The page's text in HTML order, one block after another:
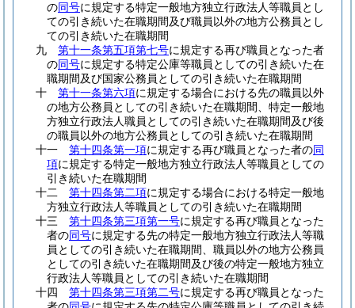
の同号に規定する特定一般地方独立行政法人等職員とし
ての引き続いた在職期間及び職員以外の地方公務員とし
ての引き続いた在職期間
九
第十一条第五項第七号に規定する再び職員となった者
の同号に規定する特定公庫等職員としての引き続いた在
職期間及び国家公務員としての引き続いた在職期間
十
第十一条第六項に規定する場合における先の職員以外
の地方公務員としての引き続いた在職期間、特定一般地
方独立行政法人職員としての引き続いた在職期間及び後
の職員以外の地方公務員としての引き続いた在職期間
十一
第十四条第一項に規定する再び職員となった者の同
項に規定する特定一般地方独立行政法人等職員としての
引き続いた在職期間
十二
第十四条第二項に規定する場合における特定一般地
方独立行政法人等職員としての引き続いた在職期間
十三
第十四条第三項第一号に規定する再び職員となった
者の同号に規定する先の特定一般地方独立行政法人等職
員としての引き続いた在職期間、職員以外の地方公務員
としての引き続いた在職期間及び後の特定一般地方独立
行政法人等職員としての引き続いた在職期間
十四
第十四条第三項第二号に規定する再び職員となった